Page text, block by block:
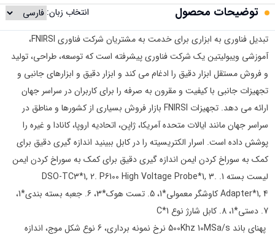
توضیحات محصول
انتخاب زبان:
تبدیل فناوری به ابزاری برای خدمت به مشتریان شرکت فناوری FNIRSI،
آموزشی ویبولیتین یک شرکت فناوری پیشرفته است که توسعه، طراحی، تولید
و فروش مستقل ابزار دقیق را ادغام می کند و ابزار دقیق و ابزارهای جانبی و
تجهیزات جانبی با کیفیت و مقرون به صرفه را برای کاربران در سراسر جهان
ارائه می دهد. تجهیزات FNIRSI بازار فروش بسیاری از کشورها و مناطق در
سراسر جهان مانند ایالات متحده آمریکا، ژاپن، اتحادیه اروپا، کانادا و غیره را
پوشش داده است. اسرار الکتریسیته را در کابل ببینید اندازه گیری دقیق برای
کمک به سوراخ کردن ایمن اندازه گیری دقیق برای کمک به سوراخ کردن ایمن
لیست بسته 1. DSO-TC3*1, 2. P6100 High Voltage Probe*1, 3.
Adapter*1, 4 کاوشگر معمولی*1، 5. تست هوک*3، 6. جعبه بسته بندی*1،
7. دستی*1، 8. کابل شارژ نوع C*1
پهنای باند 500Khz 10MSa/s نرخ نمونه برداری، 6 نوع شکل موج، اندازه